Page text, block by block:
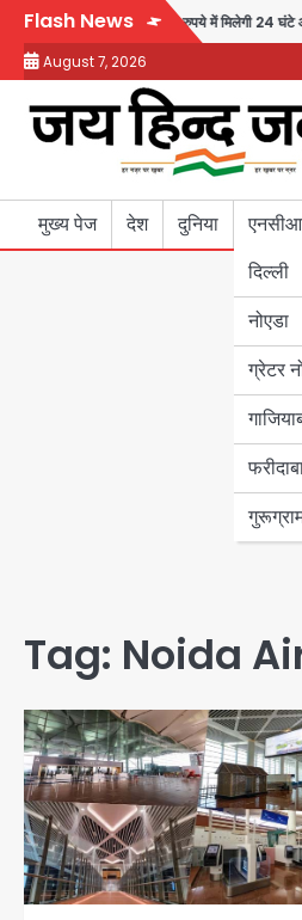
Skip
content
Flash News
पहल, अब सिर्फ 30 रुपये में मिलेगी 24 घंटे ऑनलाइन
August 7, 2026
मुख्य पेज देश दुनिया
दिल्ली
नोएडा
ग्रेटर
Tag: Noida